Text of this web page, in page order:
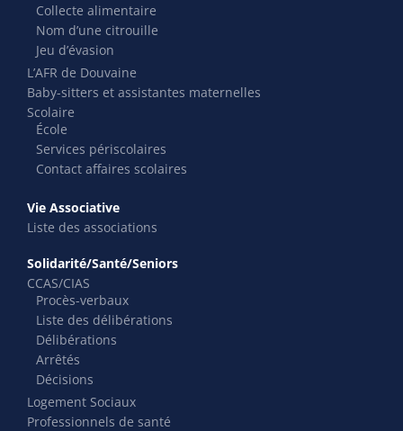
Collecte alimentaire
Nom d’une citrouille
Jeu d’évasion
L’AFR de Douvaine
Baby-sitters et assistantes maternelles
Scolaire
École
Services périscolaires
Contact affaires scolaires
Vie Associative
Liste des associations
Solidarité/Santé/Seniors
CCAS/CIAS
Procès-verbaux
Liste des délibérations
Délibérations
Arrêtés
Décisions
Logement Sociaux
Professionnels de santé